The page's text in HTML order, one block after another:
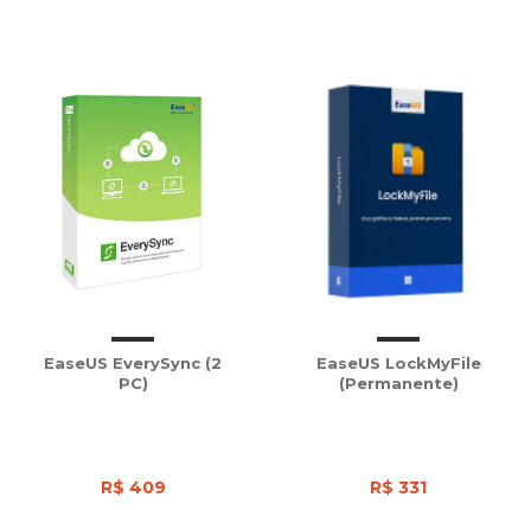
EaseUS EverySync (2
PC)
R$ 409
EaseUS LockMyFile
(Permanente)
R$ 331